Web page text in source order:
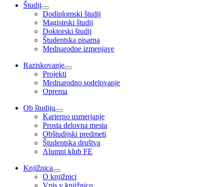
Študij
Dodiplomski študij
Magistrski študij
Doktorski študij
Študentska pisarna
Mednarodne izmenjave
Raziskovanje
Projekti
Mednarodno sodelovanje
Oprema
Ob študiju
Karierno usmerjanje
Prosta delovna mesta
Obštudijski predmeti
Študentska društva
Alumni klub FE
Knjižnica
O knjižnici
Vpis v knjižnico